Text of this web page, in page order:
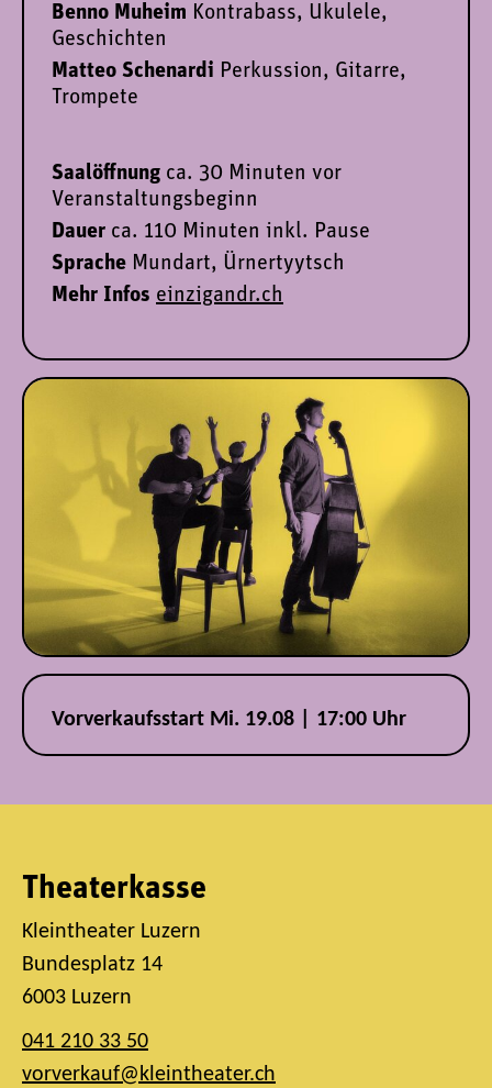
Benno Muheim Kontrabass, Ukulele,
Geschichten
Matteo Schenardi Perkussion, Gitarre,
Trompete
Saalöffnung ca. 30 Minuten vor
Veranstaltungsbeginn
Dauer ca. 110 Minuten inkl. Pause
Sprache Mundart, Ürnertyytsch
Mehr Infos einzigandr.ch
Vorverkaufsstart Mi. 19.08 | 17:00 Uhr
Theaterkasse
Kleintheater Luzern
Bundesplatz 14
6003 Luzern
041 210 33 50
vorverkauf@kleintheater.ch